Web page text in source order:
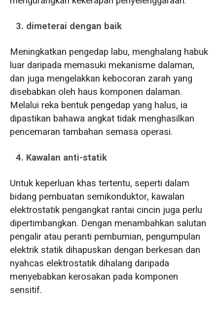
3. dimeterai dengan baik
Meningkatkan pengedap labu, menghalang habuk
luar daripada memasuki mekanisme dalaman,
dan juga mengelakkan kebocoran zarah yang
disebabkan oleh haus komponen dalaman.
Melalui reka bentuk pengedap yang halus, ia
dipastikan bahawa angkat tidak menghasilkan
pencemaran tambahan semasa operasi.
4. Kawalan anti-statik
Untuk keperluan khas tertentu, seperti dalam
bidang pembuatan semikonduktor, kawalan
elektrostatik pengangkat rantai cincin juga perlu
dipertimbangkan. Dengan menambahkan salutan
pengalir atau peranti pembumian, pengumpulan
elektrik statik dihapuskan dengan berkesan dan
nyahcas elektrostatik dihalang daripada
menyebabkan kerosakan pada komponen
sensitif.